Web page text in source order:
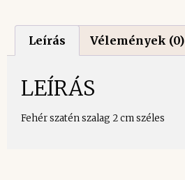
Leírás Vélemények (0)
LEÍRÁS
Fehér szatén szalag 2 cm széles